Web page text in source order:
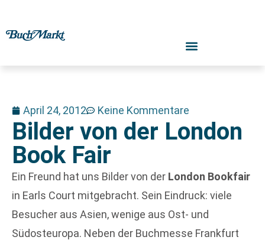
April 24, 2012 Keine Kommentare
Bilder von der London
Book Fair
Ein Freund hat uns Bilder von der London Bookfair
in Earls Court mitgebracht. Sein Eindruck: viele
Besucher aus Asien, wenige aus Ost- und
Südosteuropa. Neben der Buchmesse Frankfurt